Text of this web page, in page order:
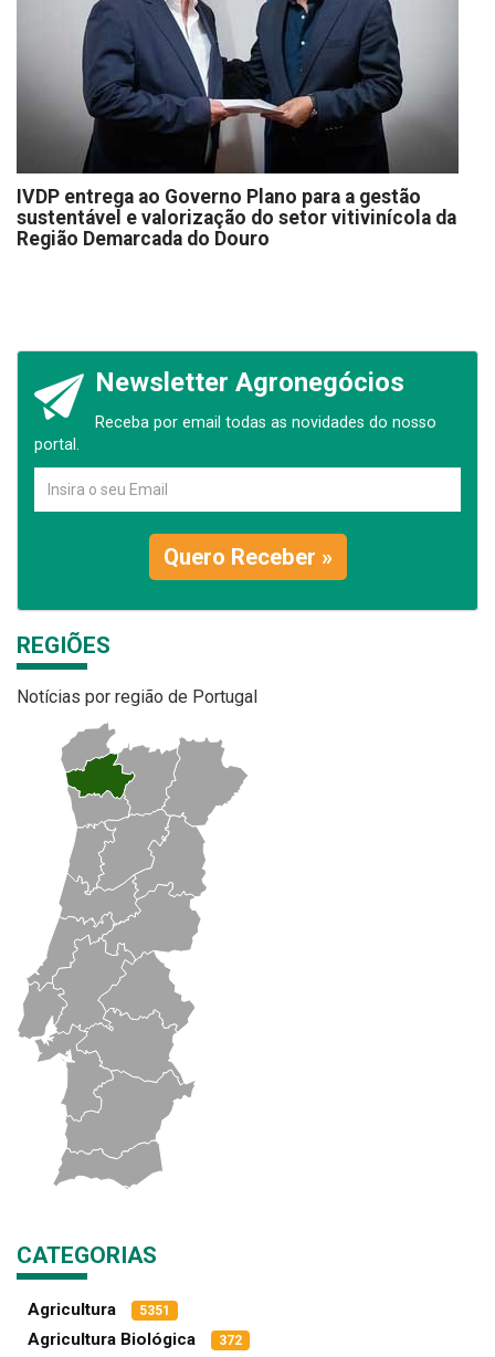
IVDP entrega ao Governo Plano para a gestão
sustentável e valorização do setor vitivinícola da
Região Demarcada do Douro
Newsletter Agronegócios
Receba por email todas as novidades do nosso
portal.
Quero Receber »
REGIÕES
Notícias por região de Portugal
CATEGORIAS
Agricultura 5351
Agricultura Biológica 372